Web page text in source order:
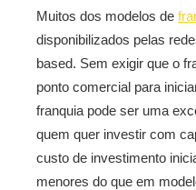
Muitos dos modelos de
disponibilizados pelas
based. Sem exigir que o
ponto comercial para
franquia pode ser uma
quem quer investir com
custo de investimento
menores do que em